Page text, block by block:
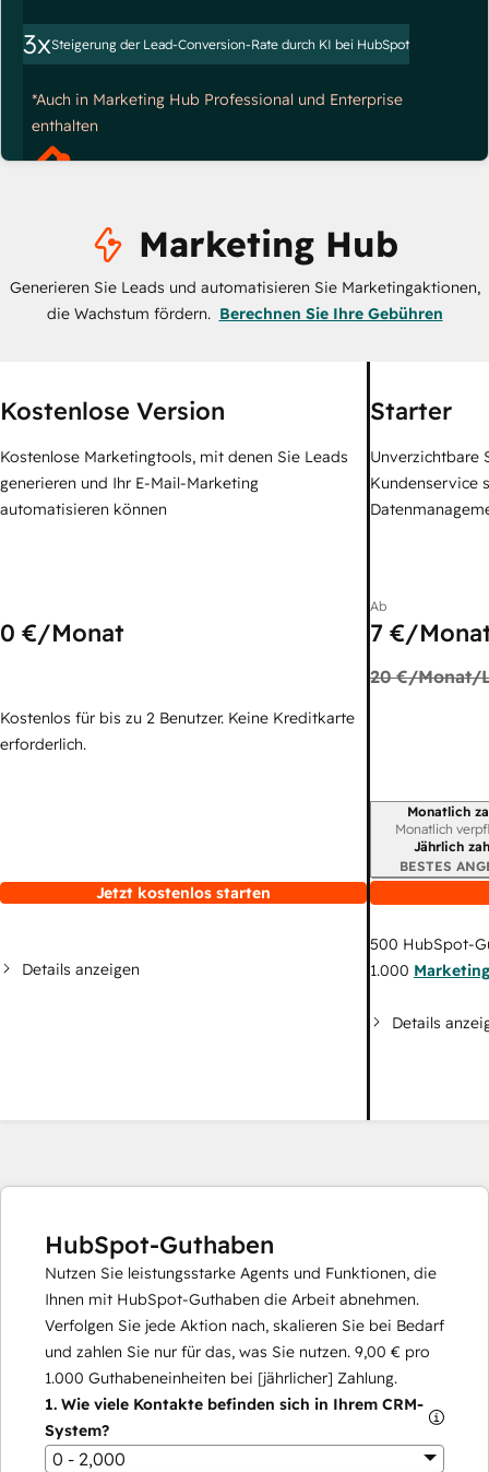
3xSteigerung der Lead-Conversion-Rate durch KI bei HubSpot
*Auch in Marketing Hub Professional und Enterprise
enthalten
Marketing Hub
Generieren Sie Leads und automatisieren Sie Marketingaktionen,
die Wachstum fördern. Berechnen Sie Ihre Gebühren
Kostenlose Version
Kostenlose Marketingtools, mit denen Sie Leads
generieren und Ihr E-Mail-Marketing
automatisieren können
0 €/Monat
Kostenlos für bis zu 2 Benutzer. Keine Kreditkarte
erforderlich.
Jetzt kostenlos starten
Details anzeigen
Starter
Unverzichtbare
Kundenservice
Ab
7 €/
20 €/Monat/
Monatlich
Monatlich
Jährlich
BESTES
500 HubSpot-
1.000
Details
HubSpot-Guthaben
Nutzen Sie leistungsstarke Agents und Funktionen, die
Ihnen mit HubSpot-Guthaben die Arbeit abnehmen.
Verfolgen Sie jede Aktion nach, skalieren Sie bei Bedarf
und zahlen Sie nur für das, was Sie nutzen. 9,00 € pro
1.000 Guthabeneinheiten bei [jährlicher] Zahlung.
1. Wie viele Kontakte befinden sich in Ihrem CRM-
System?
0 - 2,000